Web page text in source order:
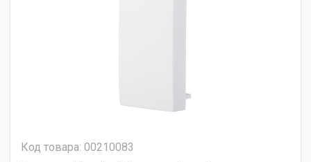
Код товара: 00210083